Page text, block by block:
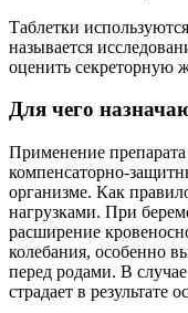
Таблетки
называется
оценить секреторную
Для чего
Применение
компенсаторно-
организме. Как
нагрузками. При
расширение
колебания, особенно
перед родами. В
страдает в результате